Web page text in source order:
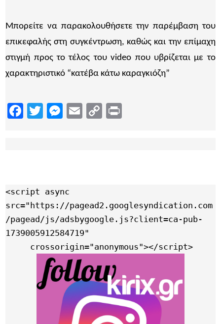
Μπορείτε να παρακολουθήσετε την παρέμβαση του
επικεφαλής στη συγκέντρωση, καθώς και την επίμαχη
στιγμή προς το τέλος του video που υβρίζεται με το
χαρακτηριστικό “κατέβα κάτω καραγκιόζη”
Facebook
TwitterMessenger
EmailCopy
<script async
src="https://pagead2.googlesyndication.com
/pagead/js/adsbygoogle.js?client=ca-pub-
1739005912584719"
     crossorigin="anonymous"></script>